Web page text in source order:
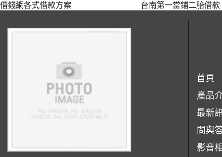
借錢網各式借款方案 台南第一當鋪二胎借款
首頁
產品
最新
問與
影音